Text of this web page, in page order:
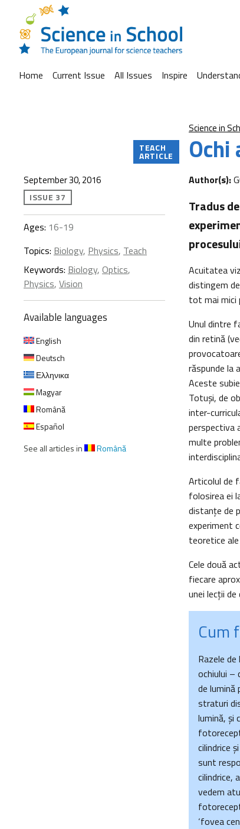
Home Current Issue All Issues Inspire
Science in
Ochi
TEACH
ARTICLE
September 30, 2016
ISSUE 37
Ages: 16-19
Topics: Biology, Physics, Teach
Keywords: Biology, Optics,
Physics, Vision
Available languages
English
Deutsch
Ελληνικα
Magyar
Română
Español
See all articles in
Română
Author(s):
Tradus
Acuitatea
distingem
tot mai mici
Unul dintre
din retină
răspunde la
Aceste
Totuşi, de
inter-
perspectiva
multe
Articolul de
folosirea ei
distanţe de
experiment
teoretice
Cele două
fiecare
unei lecţii
Cum
Razele
ochiului –
de lumină
straturi
lumină, şi
cilindrice
sunt
cilindrice,
vedem
‘fovea